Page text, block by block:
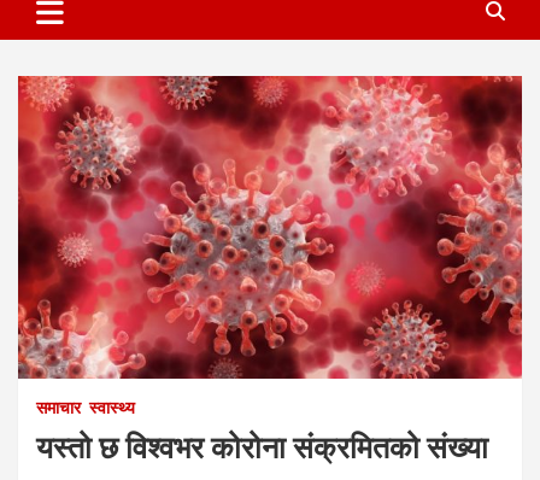
समाचार स्वास्थ्य
यस्तो छ विश्वभर कोरोना संक्रमितको संख्या